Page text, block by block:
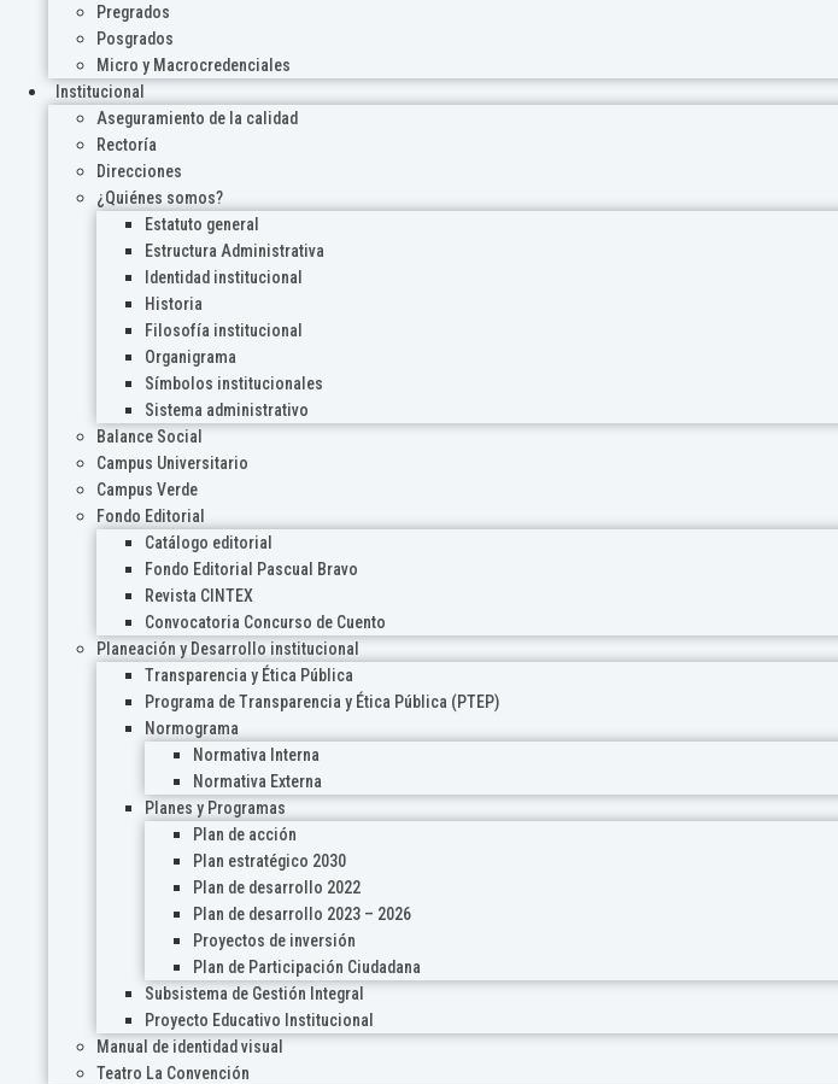
Pregrados
Posgrados
Micro y Macrocredenciales
Institucional
Aseguramiento de la calidad
Rectoría
Direcciones
¿Quiénes somos?
Estatuto general
Estructura Administrativa
Identidad institucional
Historia
Filosofía institucional
Organigrama
Símbolos institucionales
Sistema administrativo
Balance Social
Campus Universitario
Campus Verde
Fondo Editorial
Catálogo editorial
Fondo Editorial Pascual Bravo
Revista CINTEX
Convocatoria Concurso de Cuento
Planeación y Desarrollo institucional
Transparencia y Ética Pública
Programa de Transparencia y Ética Pública (PTEP)
Normograma
Normativa Interna
Normativa Externa
Planes y Programas
Plan de acción
Plan estratégico 2030
Plan de desarrollo 2022
Plan de desarrollo 2023 – 2026
Proyectos de inversión
Plan de Participación Ciudadana
Subsistema de Gestión Integral
Proyecto Educativo Institucional
Manual de identidad visual
Teatro La Convención